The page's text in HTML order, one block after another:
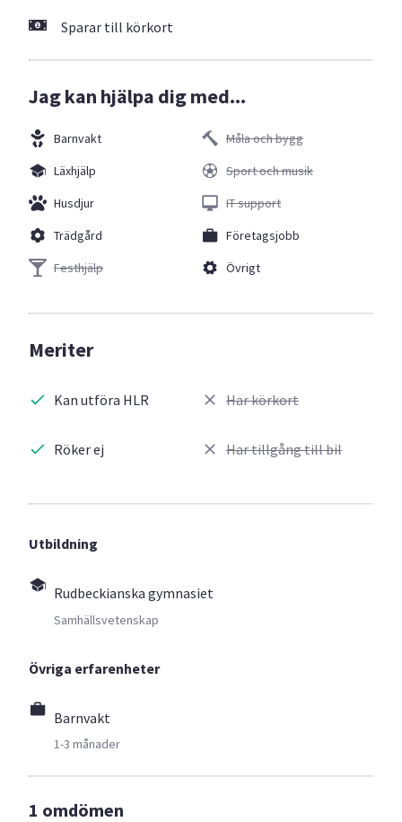
Sparar till körkort
Jag kan hjälpa dig med...
Barnvakt
Läxhjälp
Husdjur
Trädgård
Festhjälp
Måla och bygg
Sport och musik
IT support
Företagsjobb
Övrigt
Meriter
Kan utföra HLR
Röker ej
Har körkort
Har tillgång till bil
Utbildning
Rudbeckianska gymnasiet
Samhällsvetenskap
Övriga erfarenheter
Barnvakt
1-3 månader
1 omdömen